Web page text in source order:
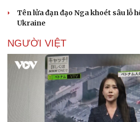
Tên lửa đạn đạo Nga khoét sâu lỗ
Ukraine
NGƯỜI VIỆT